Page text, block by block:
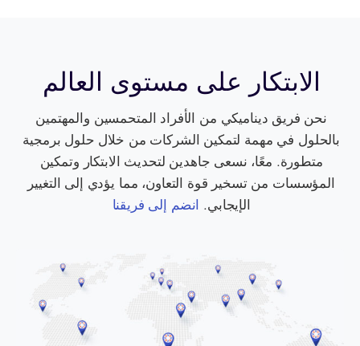
الابتكار على مستوى العالم
نحن فريق ديناميكي من الأفراد المتحمسين والمهتمين
بالحلول في مهمة لتمكين الشركات من خلال حلول برمجية
متطورة. معًا، نسعى جاهدين لتحديث الابتكار وتمكين
المؤسسات من تسخير قوة التعاون، مما يؤدي إلى التغيير
الإيجابي. انضم إلى فريقنا